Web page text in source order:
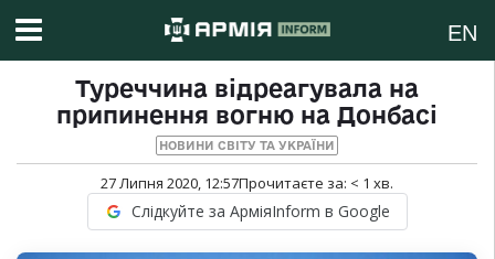
EN
Туреччина відреагувала на
припинення вогню на Донбасі
НОВИНИ СВІТУ ТА УКРАЇНИ
27 Липня 2020, 12:57Прочитаєте за: < 1 хв.
Слідкуйте за АрміяInform в Google